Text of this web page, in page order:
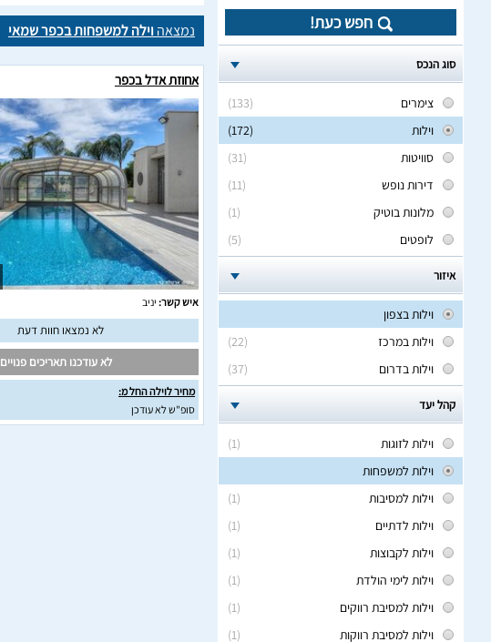
חפש כעת!
סוג הנכס
(133)
צימרים
(172)
וילות
(31)
סוויטות
(11)
דירות נופש
(1)
מלונות בוטיק
(5)
לופטים
איזור
וילות בצפון
(22)
וילות במרכז
(37)
וילות בדרום
קהל יעד
(1)
וילות לזוגות
וילות למשפחות
(1)
וילות למסיבות
(1)
וילות לדתיים
(1)
וילות לקבוצות
(1)
וילות לימי הולדת
(1)
וילות למסיבת רווקים
(1)
וילות למסיבת רווקות
נמצאהוילה למשפחות בכפר שמאי
אחוזת אדל בכפר
איש קשר: יניב
לא נמצאו חוות דעת
לא עודכנו תאריכים פנויים
מחיר לוילה החל מ:
סופ"ש לא עודכן